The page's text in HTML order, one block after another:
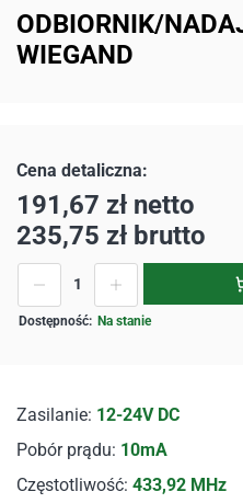
ODBIORNIK/
WIEGAND
Zasilanie: 12-24V DC
Pobór prądu: 10mA
Częstotliwość: 433,92 MHz
191,67 zł netto
235,75 zł brutto
Na stanie